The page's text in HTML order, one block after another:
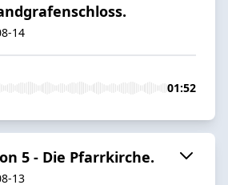
14
01:52
5 - Die Pfarrkirche.
13